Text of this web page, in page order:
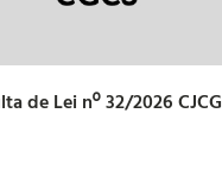
de Lei nº 32/2026 CJCG